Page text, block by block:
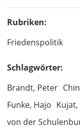
Rubriken:
Friedenspolitik
Schlagwörter:
Brandt, Peter
Funke, Hajo
von der